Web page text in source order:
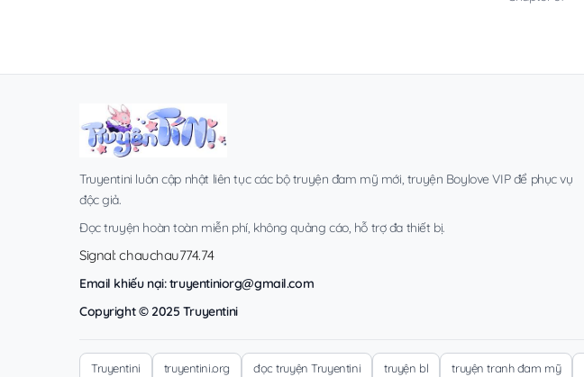
Truyentini luôn cập nhật liên tục các bộ truyện đam mỹ mới, truyện Boylove VIP để phục vụ
độc giả.
Đọc truyện hoàn toàn miễn phí, không quảng cáo, hỗ trợ đa thiết bị.
Signal: chauchau774.74
Email khiếu nại:truyentiniorg@gmail.com
Copyright © 2025 Truyentini
Truyentini truyentini.org đọc truyện Truyentini truyện bl truyện tranh đam mỹ